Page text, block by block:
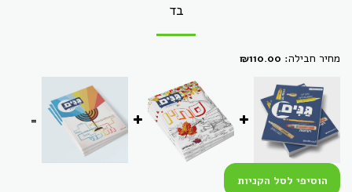
בד
מחיר חבילה: ₪110.00
=
הוסיפי לסל הקניות